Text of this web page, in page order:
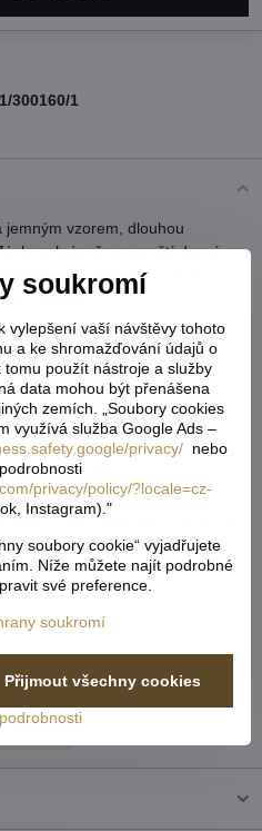
300160/1
jemným vzorem, dlouhou
krásně propouští denní
soukromí. Hodí se do
i jídelny.
k okamžitému zavěšení
vzhled
soukromí
tak moderních interiérů a
krátké
soukromí
vylepšení vaší návštěvy tohoto
a ke shromažďování údajů o
použít nástroje a služby
data mohou být přenášena
zemích. „Soubory cookies
využívá služba Google Ads –
privacy/ nebo
privacy/policy/?locale=cz-
Instagram)."
soubory cookie“ vyjadřujete
Níže můžete najít podrobné
své preference.
soukromí
Přijmout všechny cookies